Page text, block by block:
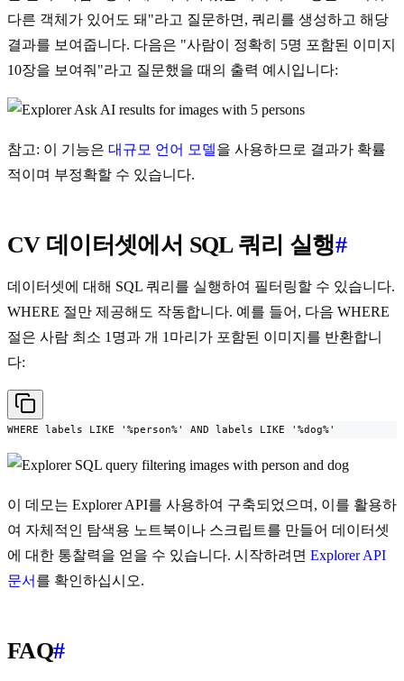
다른 객체가 있어도 돼"라고 질문하면, 쿼리를 생성하고 해당
결과를 보여줍니다. 다음은 "사람이 정확히 5명 포함된 이미지
10장을 보여줘"라고 질문했을 때의 출력 예시입니다:
참고: 이 기능은 대규모 언어 모델을 사용하므로 결과가 확률
적이며 부정확할 수 있습니다.
CV 데이터셋에서 SQL 쿼리 실행#
데이터셋에 대해 SQL 쿼리를 실행하여 필터링할 수 있습니다.
WHERE 절만 제공해도 작동합니다. 예를 들어, 다음 WHERE
절은 사람 최소 1명과 개 1마리가 포함된 이미지를 반환합니
다:
WHERE labels LIKE '%person%' AND labels LIKE '%dog%'
이 데모는 Explorer API를 사용하여 구축되었으며, 이를 활용하
여 자체적인 탐색용 노트북이나 스크립트를 만들어 데이터셋
에 대한 통찰력을 얻을 수 있습니다. 시작하려면 Explorer API
문서 를 확인하십시오.
FAQ#